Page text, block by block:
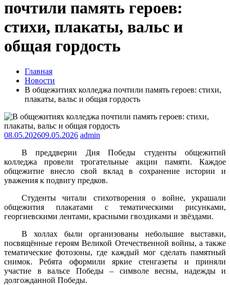
почтили память героев:
стихи, плакаты, вальс и
общая гордость
Главная
Новости
В общежитиях колледжа почтили память героев: стихи,
плакаты, вальс и общая гордость
08.05.202609.05.2026 admin
В преддверии Дня Победы студенты общежитий
колледжа провели трогательные акции памяти. Каждое
общежитие внесло свой вклад в сохранение истории и
уважения к подвигу предков.
Студенты читали стихотворения о войне, украшали
общежития плакатами с тематическими рисунками,
георгиевскими лентами, красными гвоздиками и звёздами.
В холлах были организованы небольшие выставки,
посвящённые героям Великой Отечественной войны, а также
тематические фотозоны, где каждый мог сделать памятный
снимок. Ребята оформили яркие стенгазеты и приняли
участие в вальсе Победы – символе весны, надежды и
долгожданной Победы.